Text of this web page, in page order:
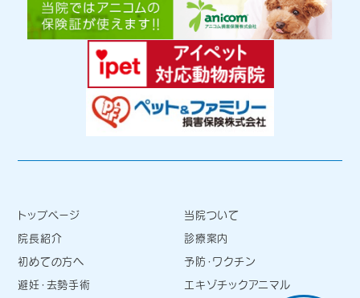
トップページ
当院ついて
院長紹介
診療案内
初めての方へ
予防・ワクチン
避妊・去勢手術
エキゾチックアニマル